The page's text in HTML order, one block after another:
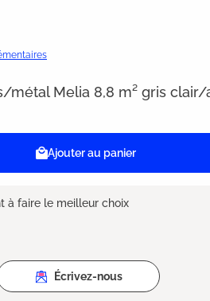
métal Melia 8,8 m² gris
Ajouter au panier
à faire le meilleur choix
Écrivez-nous